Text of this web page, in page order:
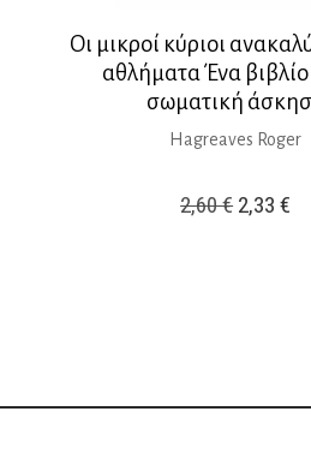
Οι μικροί κύριοι
αθλήματα Ένα βιβλίο
σωματική
Hagreaves Roger
2,60€ Original
2,33€